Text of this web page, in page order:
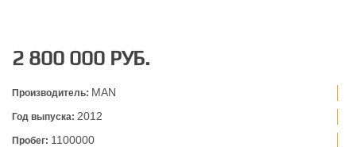
2 800 000 РУБ.
Производитель: MAN
Год выпуска: 2012
Пробег: 1100000